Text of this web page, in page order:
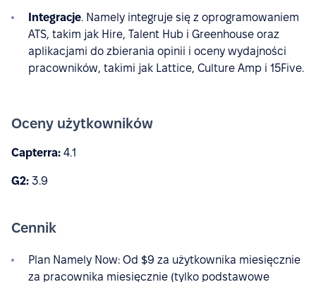
Integracje. Namely integruje się z oprogramowaniem
ATS, takim jak Hire, Talent Hub i Greenhouse oraz
aplikacjami do zbierania opinii i oceny wydajności
pracowników, takimi jak Lattice, Culture Amp i 15Five.
Oceny użytkowników
Capterra: 4.1
G2: 3.9
Cennik
Plan Namely Now: Od $9 za użytkownika miesięcznie
za pracownika miesięcznie (tylko podstawowe